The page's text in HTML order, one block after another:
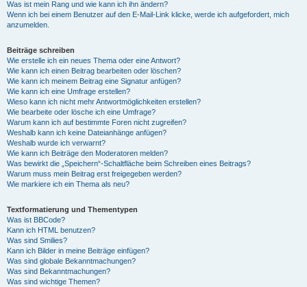
Was ist mein Rang und wie kann ich ihn ändern?
Wenn ich bei einem Benutzer auf den E-Mail-Link klicke, werde ich aufgefordert, mich
anzumelden.
Beiträge schreiben
Wie erstelle ich ein neues Thema oder eine Antwort?
Wie kann ich einen Beitrag bearbeiten oder löschen?
Wie kann ich meinem Beitrag eine Signatur anfügen?
Wie kann ich eine Umfrage erstellen?
Wieso kann ich nicht mehr Antwortmöglichkeiten erstellen?
Wie bearbeite oder lösche ich eine Umfrage?
Warum kann ich auf bestimmte Foren nicht zugreifen?
Weshalb kann ich keine Dateianhänge anfügen?
Weshalb wurde ich verwarnt?
Wie kann ich Beiträge den Moderatoren melden?
Was bewirkt die „Speichern“-Schaltfläche beim Schreiben eines Beitrags?
Warum muss mein Beitrag erst freigegeben werden?
Wie markiere ich ein Thema als neu?
Textformatierung und Thementypen
Was ist BBCode?
Kann ich HTML benutzen?
Was sind Smilies?
Kann ich Bilder in meine Beiträge einfügen?
Was sind globale Bekanntmachungen?
Was sind Bekanntmachungen?
Was sind wichtige Themen?